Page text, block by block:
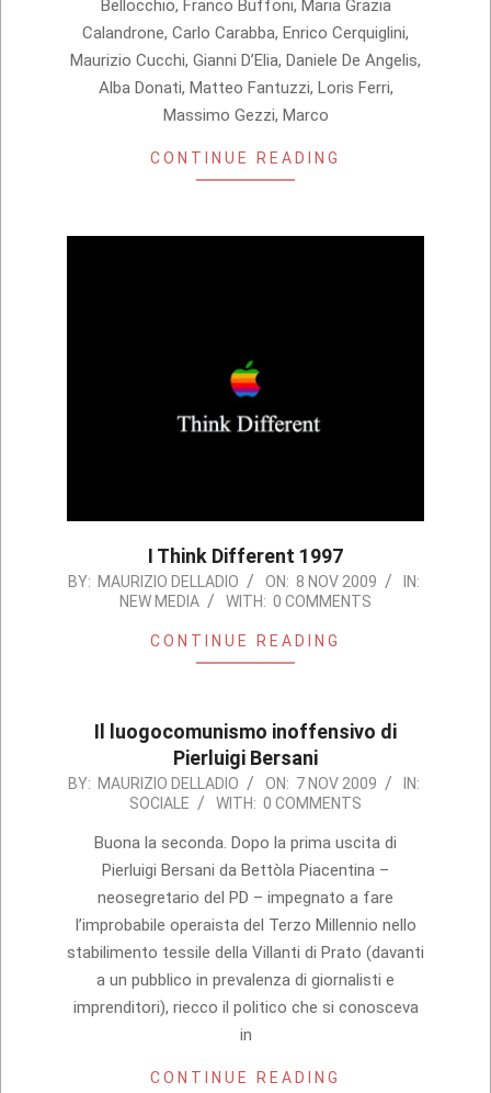
Bellocchio, Franco Buffoni, Maria Grazia
Calandrone, Carlo Carabba, Enrico Cerquiglini,
Maurizio Cucchi, Gianni D’Elia, Daniele De Angelis,
Alba Donati, Matteo Fantuzzi, Loris Ferri,
Massimo Gezzi, Marco
CONTINUE READING
I Think Different 1997
2009-
BY: MAURIZIO DELLADIO ON: 8 NOV 2009
IN:
NEW MEDIA
WITH: 0 COMMENTS
CONTINUE READING
Il luogocomunismo inoffensivo di
Pierluigi Bersani
2009-
BY: MAURIZIO DELLADIO ON: 7 NOV 2009
IN:
SOCIALE
WITH: 0 COMMENTS
Buona la seconda. Dopo la prima uscita di
Pierluigi Bersani da Bettòla Piacentina –
neosegretario del PD – impegnato a fare
l’improbabile operaista del Terzo Millennio nello
stabilimento tessile della Villanti di Prato (davanti
a un pubblico in prevalenza di giornalisti e
imprenditori), riecco il politico che si conosceva
in
CONTINUE READING